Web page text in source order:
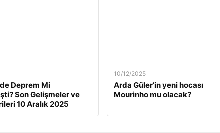
Deprem Mi
Son Gelişmeler ve
10 Aralık 2025
10/12/2025
Arda Güler’in yeni hocası
Mourinho mu olacak?